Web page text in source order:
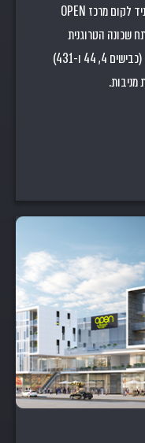
בימים אלו שכונת נרקיסים המודרנית בה עתיד לקום מרכז OPEN
שכונה הטרוגנית
ויציבה, לבין קרבתו לעורקי תנועה מרכזיים (כבישים 4, 44 ו-431)
מניבות.